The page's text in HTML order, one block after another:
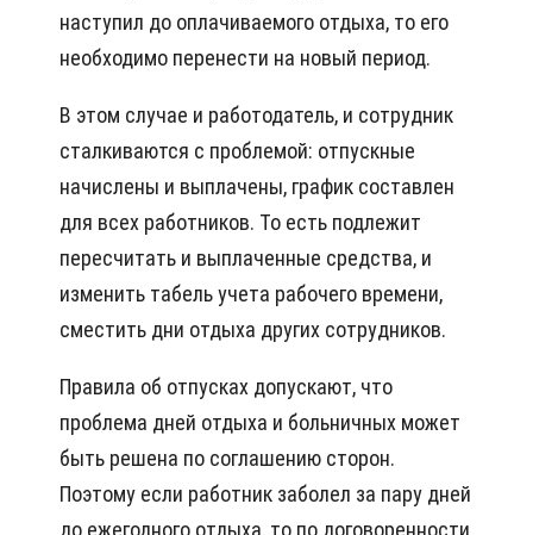
наступил до оплачиваемого отдыха, то его
необходимо перенести на новый период.
В этом случае и работодатель, и сотрудник
сталкиваются с проблемой: отпускные
начислены и выплачены, график составлен
для всех работников. То есть подлежит
пересчитать и выплаченные средства, и
изменить табель учета рабочего времени,
сместить дни отдыха других сотрудников.
Правила об отпусках допускают, что
проблема дней отдыха и больничных может
быть решена по соглашению сторон.
Поэтому если работник заболел за пару дней
до ежегодного отдыха, то по договоренности